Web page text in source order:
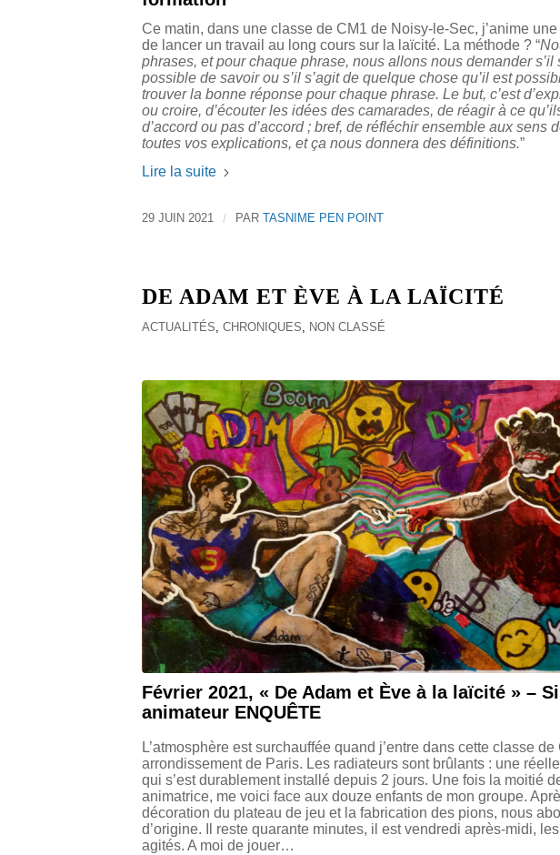
Ce matin, dans une classe de CM1 de Noisy-le-Sec, j’anime
de lancer un travail au long cours sur la laïcité. La méthode ? “
phrases, et pour chaque phrase, nous allons nous demander s’il
possible de savoir ou s’il s’agit de quelque chose qu’il est
trouver la bonne réponse pour chaque phrase. Le but, c’est
ou croire, d’écouter les idées des camarades, de réagir à ce
d’accord ou pas d’accord ; bref, de réfléchir ensemble aux sens
toutes vos explications, et ça nous donnera des définitions.”
Lire la suite
29 JUIN 2021 / PAR TASNIME PEN POINT
DE ADAM ET ÈVE À LA LAÏCITÉ
ACTUALITÉS, CHRONIQUES, NON CLASSÉ
Février 2021, « De Adam et Ève à la laïcité » –
animateur ENQUÊTE
L’atmosphère est surchauffée quand j’entre dans cette classe
arrondissement de Paris. Les radiateurs sont brûlants : une
qui s’est durablement installé depuis 2 jours. Une fois la moitié
animatrice, me voici face aux douze enfants de mon groupe.
décoration du plateau de jeu et la fabrication des pions, nous
d’origine. Il reste quarante minutes, il est vendredi après-midi,
agités. A moi de jouer…